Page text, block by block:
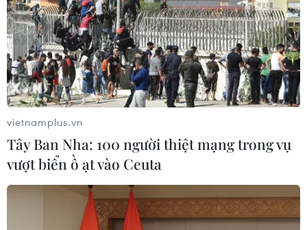
#Quảng Trị
#Nghĩa trang liệt sỹ Quốc gia Đường 9
#Liệt sỹ
#Mặt trận Đường 9
#Nước Lào
#Kháng chiến chống đế quốc Mỹ
Quảng Trị
Theo dõi VietnamPlus
vietnamplus.vn
Tây Ban Nha: 100 người thiệt mạng trong vụ
vượt biển ồ ạt vào Ceuta